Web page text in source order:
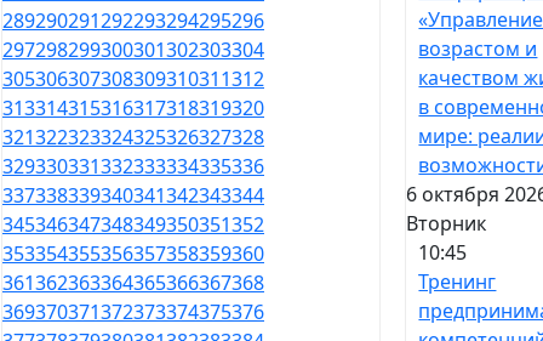
289290291292293294295296
297298299300301302303304
305306307308309310311312
313314315316317318319320
321322323324325326327328
329330331332333334335336
337338339340341342343344
345346347348349350351352
353354355356357358359360
361362363364365366367368
369370371372373374375376
«Управление
возрастом и
качеством
в
мире:
6 октября
Вторник
10:45
Тренинг